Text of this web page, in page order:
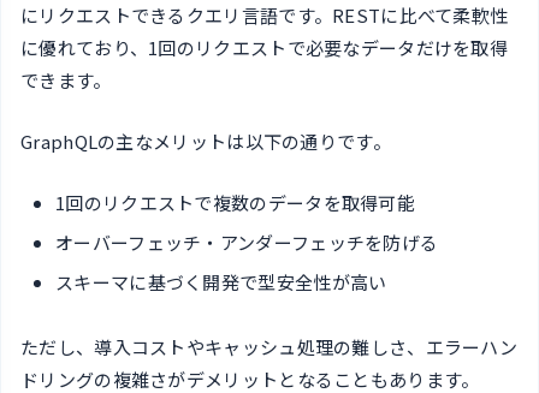
にリクエストできるクエリ言語です。RESTに比べて柔軟性
に優れており、1回のリクエストで必要なデータだけを取得
できます。
GraphQLの主なメリットは以下の通りです。
1回のリクエストで複数のデータを取得可能
オーバーフェッチ・アンダーフェッチを防げる
スキーマに基づく開発で型安全性が高い
ただし、導入コストやキャッシュ処理の難しさ、エラーハン
ドリングの複雑さがデメリットとなることもあります。